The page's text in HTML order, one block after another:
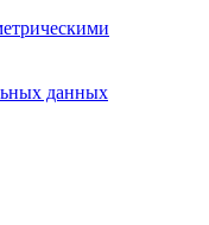
данных